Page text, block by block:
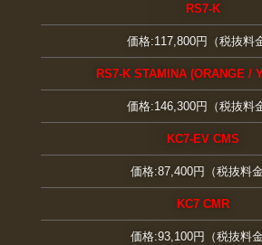
RS7-K
価格:117,800円（税抜料
RS7-K STAMINA (ORANGE /
価格:146,300円（税抜料
KC7-EV CMS
価格:87,400円（税抜料金
KC7 CMR
価格:93,100円（税抜料金